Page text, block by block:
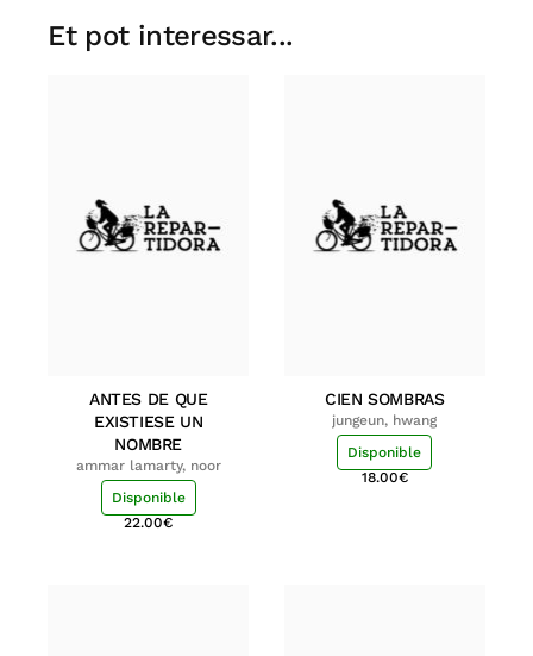
Et pot interessar...
ANTES DE QUE
EXISTIESE UN
NOMBRE
ammar lamarty, noor
Disponible
22.00€
CIEN SOMBRAS
jungeun, hwang
Disponible
18.00€